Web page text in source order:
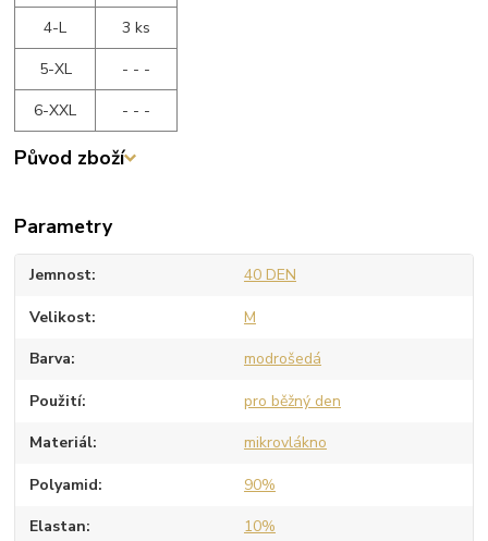
4-L
3 ks
5-XL
- - -
6-XXL
- - -
Původ zboží
Parametry
Jemnost 40 DEN
Velikost M
Barva modrošedá
Použití pro běžný den
Materiál mikrovlákno
Polyamid 90%
Elastan 10%